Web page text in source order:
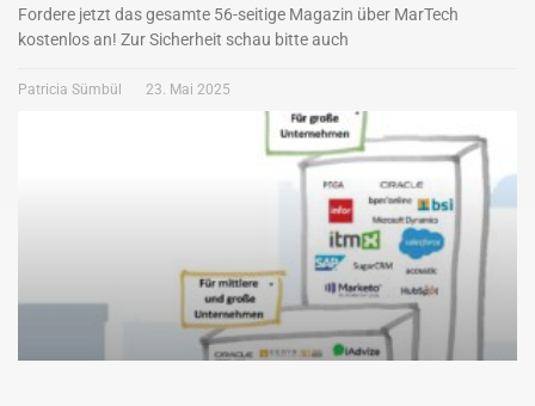
Fordere jetzt das gesamte 56-seitige Magazin über MarTech
kostenlos an! Zur Sicherheit schau bitte auch
Patricia Sümbül 23. Mai 2025